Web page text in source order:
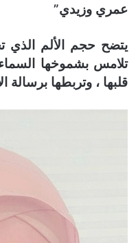
عمري وزيدي”
يتضح حجم الألم الذي
تلامس بشموخها
قلبها ، وتربطها